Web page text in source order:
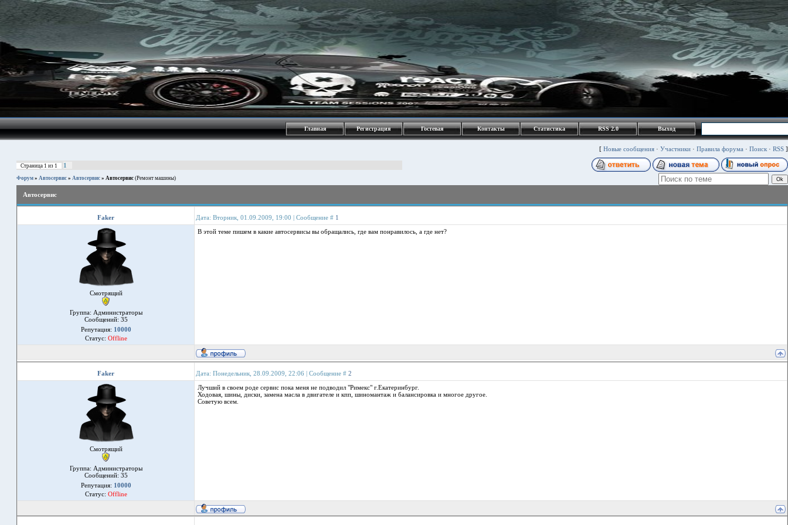
Главная Регистрация Гостевая Контакты Статистика RSS 2.0 Выход
[ Новые сообщения · Участники · Правила форума · Поиск · RSS ]
Страница 1 из 1 1
Форум » Автосервис » Автосервис » Автосервис (Ремонт машины)
Автосервис
Faker Дата: Вторник, 01.09.2009, 19:00 | Сообщение # 1
Смотрящий
Группа: Администраторы
Сообщений: 35
Репутация: 10000
Статус: Offline
В этой теме пишем в какие автосервисы вы обращались, где вам понравилось, а где нет?
Faker Дата: Понедельник, 28.09.2009, 22:06 | Сообщение # 2
Смотрящий
Группа: Администраторы
Сообщений: 35
Репутация: 10000
Статус: Offline
Лучший в своем роде сервис пока меня не подводил "Римекс" г.Екатеринбург.
Ходовая, шины, диски, замена масла в двигателе и кпп, шиномантаж и балансировка и многое другое.
Советую всем.